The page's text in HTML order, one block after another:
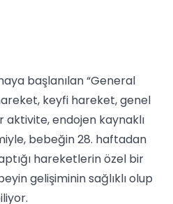
başlanılan “General
keyfi hareket, genel
endojen kaynaklı
bebeğin 28. haftadan
hareketlerin özel bir
gelişiminin sağlıklı olup